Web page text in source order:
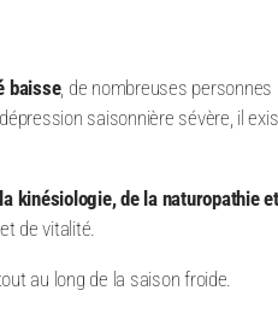
baisse, de nombreuses
saisonnière sévère, il
kinésiologie, de la naturopathie
de vitalité.
au long de la saison froide.